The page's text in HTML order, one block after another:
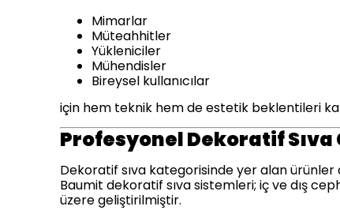
Mimarlar
Müteahhitler
Yükleniciler
Mühendisler
Bireysel kullanıcılar
için hem teknik hem de estetik beklentileri
Profesyonel Dekoratif
Dekoratif sıva kategorisinde yer alan ürünler
Baumit dekoratif sıva sistemleri; iç ve dış
üzere geliştirilmiştir.